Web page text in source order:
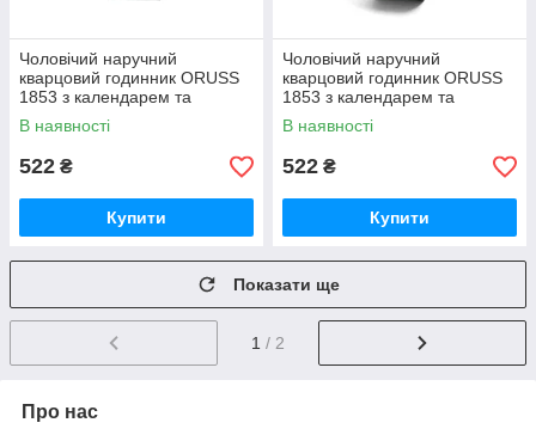
Чоловічий наручний
кварцовий годинник ORUSS
1853 з календарем та
металевим браслетом
MD26BG
В наявності
522 ₴
Купити
Чоловічий наручний
кварцовий годинник ORUSS
1853 з календарем та
металевим браслетом
MD26BB
В наявності
522 ₴
Купити
Показати ще
1 / 2
Про нас